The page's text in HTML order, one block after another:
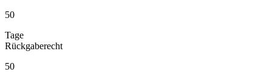
50
Tage
Rückgaberecht
50